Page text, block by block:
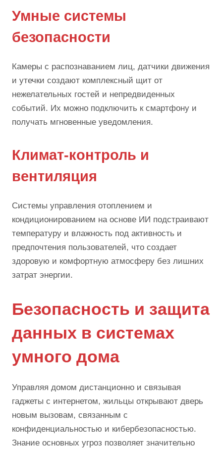
Умные системы
безопасности
Камеры с распознаванием лиц, датчики движения
и утечки создают комплексный щит от
нежелательных гостей и непредвиденных
событий. Их можно подключить к смартфону и
получать мгновенные уведомления.
Климат-контроль и
вентиляция
Системы управления отоплением и
кондиционированием на основе ИИ подстраивают
температуру и влажность под активность и
предпочтения пользователей, что создает
здоровую и комфортную атмосферу без лишних
затрат энергии.
Безопасность и защита
данных в системах
умного дома
Управляя домом дистанционно и связывая
гаджеты с интернетом, жильцы открывают дверь
новым вызовам, связанным с
конфиденциальностью и кибербезопасностью.
Знание основных угроз позволяет значительно